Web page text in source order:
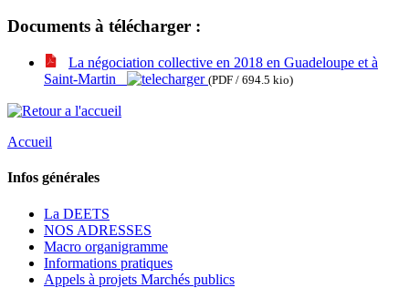
Documents à télécharger :
La négociation collective en 2018 en Guadeloupe et à
Saint-Martin
(PDF / 694.5 kio)
Accueil
Infos générales
La DEETS
NOS ADRESSES
Macro organigramme
Informations pratiques
Appels à projets Marchés publics